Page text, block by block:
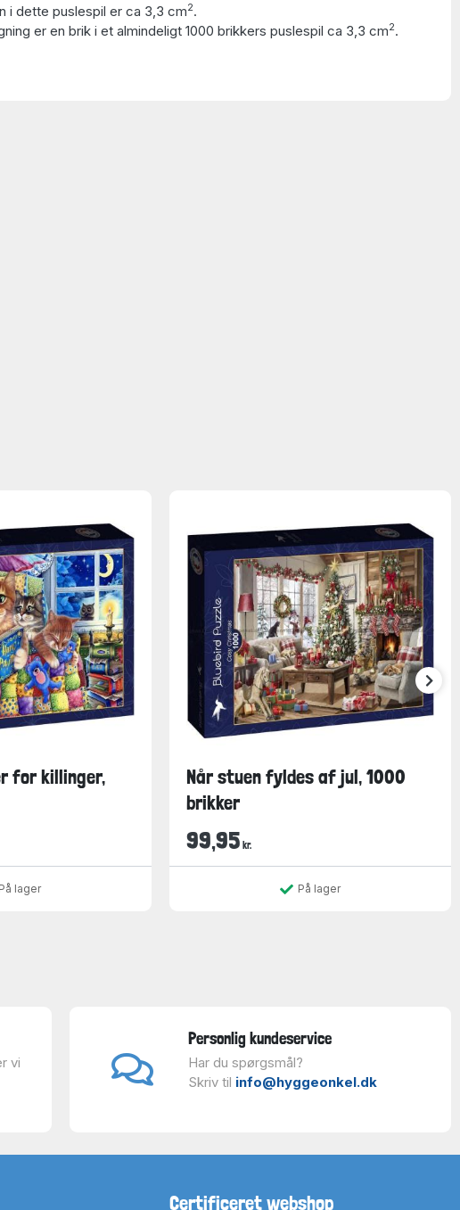
i dette puslespil er ca 3,3 cm2.
er en brik i et almindeligt 1000 brikkers puslespil ca 3,3 cm2.
for killinger,
På lager
Når stuen fyldes af jul, 1000
brikker
99,95 kr.
På lager
vi
Personlig kundeservice
Har du spørgsmål?
Skriv til info@hyggeonkel.dk
Certificeret webshop